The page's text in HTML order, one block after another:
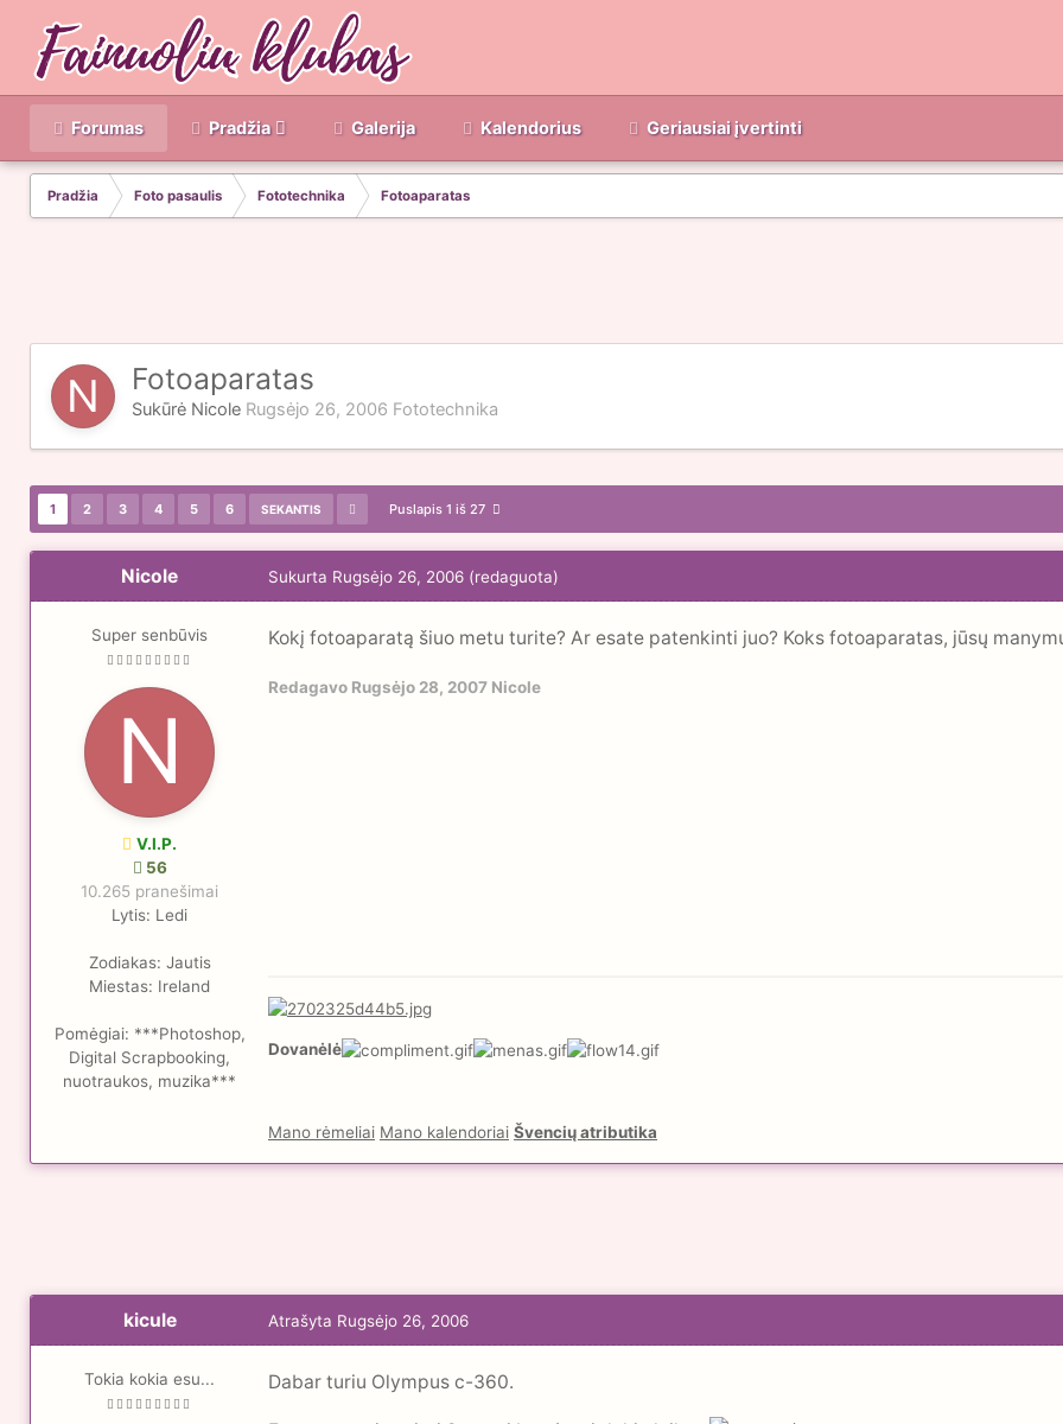
Forumas Pradžia Galerija Kalendorius Geriausiai įvertinti
Pradžia Foto pasaulis Fototechnika Fotoaparatas
Fotoaparatas
Sukūrė Nicole Rugsėjo 26, 2006 Fototechnika
1 2 3 4 5 6 SEKANTIS Puslapis 1 iš 27
Nicole
Super senbūvis
V.I.P.
56
10.265 pranešimai
Lytis: Ledi
Zodiakas: Jautis
Miestas: Ireland
Pomėgiai: ***Photoshop,
Digital Scrapbooking,
nuotraukos, muzika***
Sukurta Rugsėjo 26, 2006 (redaguota)
Kokį fotoaparatą šiuo metu turite? Ar esate patenkinti juo? Koks fotoaparatas, jūsų
Redagavo Rugsėjo 28, 2007 Nicole
Dovanėlė
Mano rėmeliai Mano kalendoriai Švencių atributika
kicule
Tokia kokia esu...
Atrašyta Rugsėjo 26, 2006
Dabar turiu Olympus c-360.